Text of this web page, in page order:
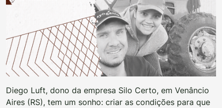
Diego Luft, dono da empresa Silo Certo, em Venâncio
Aires (RS), tem um sonho: criar as condições para que